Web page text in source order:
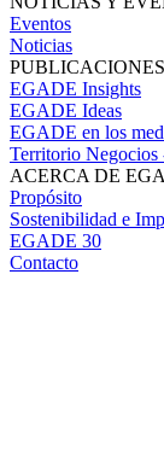
Eventos
Noticias
EGADE Insights
EGADE Ideas
EGADE en los
Territorio Negocios
ACERCA DE
Propósito
Sostenibilidad e
EGADE 30
Contacto